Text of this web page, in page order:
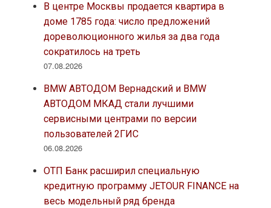
В центре Москвы продается квартира в
доме 1785 года: число предложений
дореволюционного жилья за два года
сократилось на треть
07.08.2026
BMW АВТОДОМ Вернадский и BMW
АВТОДОМ МКАД стали лучшими
сервисными центрами по версии
пользователей 2ГИС
06.08.2026
ОТП Банк расширил специальную
кредитную программу JETOUR FINANCE на
весь модельный ряд бренда